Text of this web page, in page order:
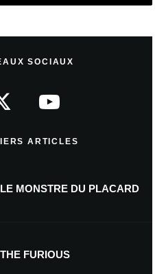
SOCIAUX
ARTICLES
MONSTRE DU PLACARD
FURIOUS